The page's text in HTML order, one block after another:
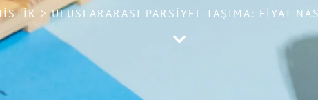
> ULUSLARARASI PARSIYEL TAŞIMA: FIYAT